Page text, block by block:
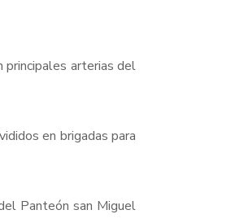
principales arterias del
en brigadas para
Panteón san Miguel